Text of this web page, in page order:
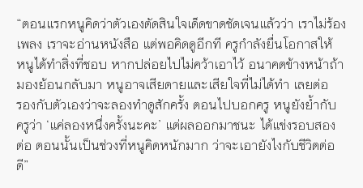
“ตอนแรกหนูคิดว่าตัวเองตัดสินใจเด็ดขาดชัดเจนแล้วว่า เราไม่ร้อง
เพลง เราจะอ่านหนังสือ แต่พอคิดดูอีกที ครูกำลังยื่นโอกาสให้
หนูได้ทำสิ่งที่ชอบ หากปล่อยไปไม่คว้าเอาไว้ อนาคตข้างหน้าถ้า
มองย้อนกลับมา หนูอาจเสียดายและเสียใจที่ไม่ได้ทำ เลยต่อ
รองกับตัวเองว่าจะลองทำดูสักครั้ง ตอนไปบอกครู หนูยังย้ำกับ
ครูว่า ‘แค่ลองหนึ่งครั้งนะคะ’ แต่ผลออกมาชนะ ได้แข่งรอบสอง
ต่อ ตอนนั้นเป็นช่วงที่หนูคิดหนักมาก ว่าจะเอายังไงกับชีวิตต่อ
ดี”